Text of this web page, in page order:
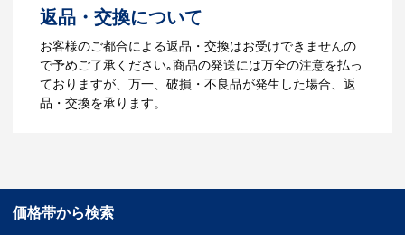
ご利用ガイドをもっとみる
返品・交換について
お客様のご都合による返品・交換はお受けできませんの
で予めご了承ください｡商品の発送には万全の注意を払っ
ておりますが、万一、破損・不良品が発生した場合、返
品・交換を承ります。
価格帯から検索